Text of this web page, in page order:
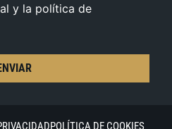
y la política de
POLÍTICA DE COOKIES